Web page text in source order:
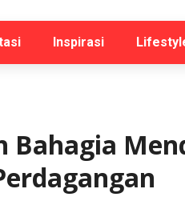
Inspirasi
Bahagia